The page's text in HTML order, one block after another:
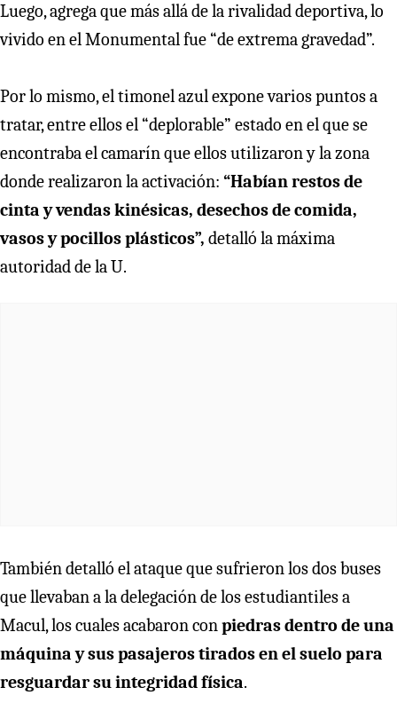
Luego, agrega que más allá de la rivalidad deportiva, lo
vivido en el Monumental fue “de extrema gravedad”.
Por lo mismo, el timonel azul expone varios puntos a
tratar, entre ellos el “deplorable” estado en el que se
encontraba el camarín que ellos utilizaron y la zona
donde realizaron la activación: “Habían restos de
cinta y vendas kinésicas, desechos de comida,
vasos y pocillos plásticos”, detalló la máxima
autoridad de la U.
También detalló el ataque que sufrieron los dos buses
que llevaban a la delegación de los estudiantiles a
Macul, los cuales acabaron conpiedras dentro de una
máquina y sus pasajeros tirados en el suelo para
resguardar su integridad física.